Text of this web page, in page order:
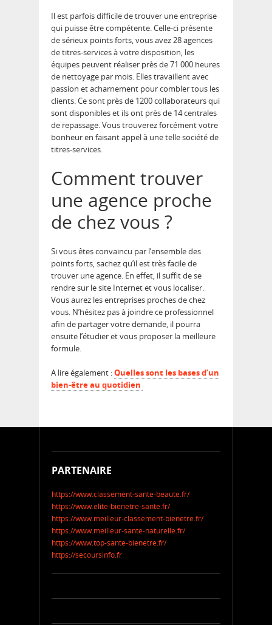
Il est parfois difficile de trouver une entreprise
qui puisse être compétente. Celle-ci présente
de sérieux points forts, vous avez 28 agences
de titres-services à votre disposition, les
équipes peuvent réaliser près de 71 000 heures
de nettoyage par mois. Elles travaillent avec
passion et acharnement pour combler tous les
clients. Ce sont près de 1200 collaborateurs qui
sont disponibles et ils ont près de 14 centrales
de repassage. Vous trouverez forcément votre
bonheur en faisant appel à une telle société de
titres-services.
Comment trouver
une agence proche
de chez vous ?
Si vous êtes convaincu par l’ensemble des
points forts, sachez qu’il est très facile de
trouver une agence. En effet, il suffit de se
rendre sur le site Internet et vous localiser.
Vous aurez les entreprises proches de chez
vous. N’hésitez pas à joindre ce professionnel
afin de partager votre demande, il pourra
ensuite l’étudier et vous proposer la meilleure
formule.
A lire également :Quelles sont les bases d’un
bien-être au quotidien
PARTENAIRE
https://www.classement-sante-beaute.fr/
https://www.elite-bienetre-sante.fr/
https://www.meilleur-classement-bienetre.fr/
https://www.meilleur-sante-naturelle.fr/
https://www.top-sante-bienetre.fr/
https://secoursinfo.fr